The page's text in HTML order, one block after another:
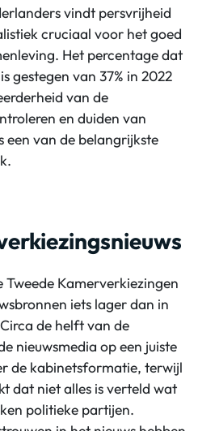
vindt persvrijheid
cruciaal voor het goed
Het percentage dat
gestegen van 37% in 2022
van de
en duiden van
een van de belangrijkste
Kamerverkiezingen
iets lager dan in
de helft van de
nieuwsmedia op een juiste
de kabinetsformatie, terwijl
dat niet alles is verteld wat
politieke partijen.